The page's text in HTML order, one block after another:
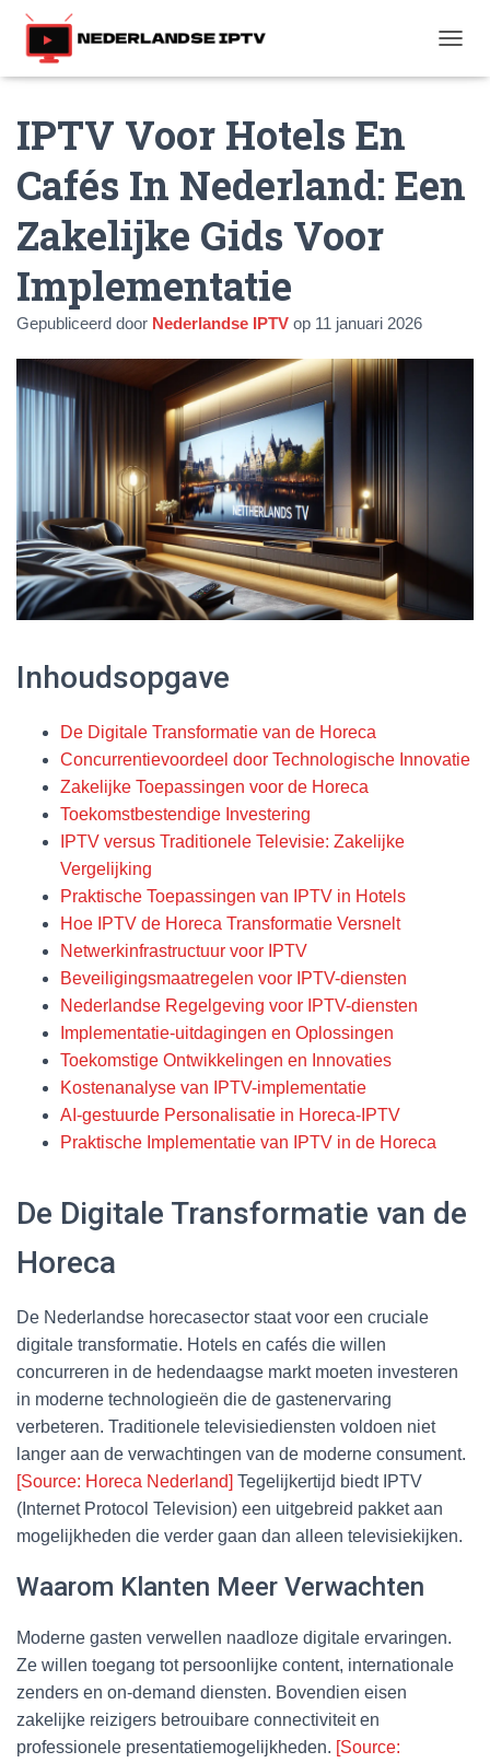
O
N
A
IPTV Voor Hotels En
Cafés In Nederland: Een
Zakelijke Gids Voor
Implementatie
Gepubliceerd door Nederlandse IPTV op 11 januari 2026
Inhoudsopgave
De Digitale Transformatie van de Horeca
Concurrentievoordeel door Technologische Innovatie
Zakelijke Toepassingen voor de Horeca
Toekomstbestendige Investering
IPTV versus Traditionele Televisie: Zakelijke
Vergelijking
Praktische Toepassingen van IPTV in Hotels
Hoe IPTV de Horeca Transformatie Versnelt
Netwerkinfrastructuur voor IPTV
Beveiligingsmaatregelen voor IPTV-diensten
Nederlandse Regelgeving voor IPTV-diensten
Implementatie-uitdagingen en Oplossingen
Toekomstige Ontwikkelingen en Innovaties
Kostenanalyse van IPTV-implementatie
AI-gestuurde Personalisatie in Horeca-IPTV
Praktische Implementatie van IPTV in de Horeca
De Digitale Transformatie van de
Horeca
De Nederlandse horecasector staat voor een cruciale
digitale transformatie. Hotels en cafés die willen
concurreren in de hedendaagse markt moeten investeren
in moderne technologieën die de gastenervaring
verbeteren. Traditionele televisiediensten voldoen niet
langer aan de verwachtingen van de moderne consument.
[Source: Horeca Nederland] Tegelijkertijd biedt IPTV
(Internet Protocol Television) een uitgebreid pakket aan
mogelijkheden die verder gaan dan alleen televisiekijken.
Waarom Klanten Meer Verwachten
Moderne gasten verwellen naadloze digitale ervaringen.
Ze willen toegang tot persoonlijke content, internationale
zenders en on-demand diensten. Bovendien eisen
zakelijke reizigers betrouibare connectiviteit en
professionele presentatiemogelijkheden. [Source: